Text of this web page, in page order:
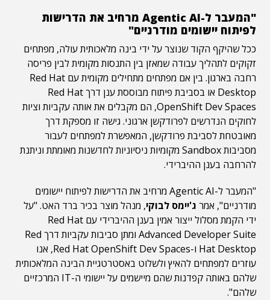
"המעבר ל-Agentic AI מרחיב את הדרישות
לפיתוח יישומים מודרניים"
ככל שהיקף הקוד שנוצר על ידי בינה מלאכותית עולה, מפתחים
זקוקים לתהליך עבודה שמאזן בין התנסות מקומית לבין פריסה
רחבה בארגון. בין אם מפתחים מתחילים מקומית עם Red Hat
Desktop או בסביבת פיתוח מבוססת ענן דרך Red Hat
OpenShift Dev Spaces, הם מקבלים את אותה עקביות וציות
לחוקים הנדרשים לפרודקשן ארגוני. גישה זו מספקת דרך
מאובטחת לסביבת פרודקשן, המאפשרת למפתחים לעבור
מסביבות Sandbox מקומיות ניסיוניות לחדשנות מאומתת וניתנת
להרחבה בענן ההיברידי.
"המעבר ל-Agentic AI מרחיב את הדרישות לפיתוח יישומים
מודרניים", אמר ג'יימס לבוקי, מנהל מוצר בכיר ברד האט. "על
ידי הקמת מסלול ייצור אמין בענן ההיברידי עם Red Hat
Advanced Developer Suite ומתן סביבות עקביות דרך Red
Hat Desktop ו-Red Hat OpenShift Dev Spaces, אנו
עוזרים למפתחים להאיץ ולשלוט באסטרטגיית הבינה המלאכותית
שלהם באותה קפדנות שהם מיישמים על יישומי ה-IT המרכזיים
שלהם".